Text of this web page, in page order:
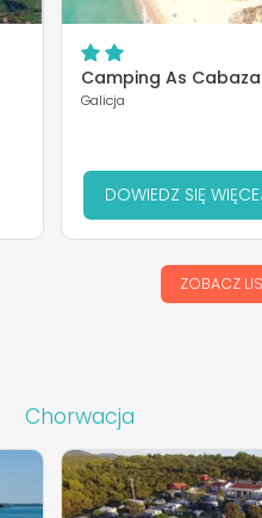
Camping As
Galicja
DOWIEDZ SIĘ
ZOBACZ
Chorwacja